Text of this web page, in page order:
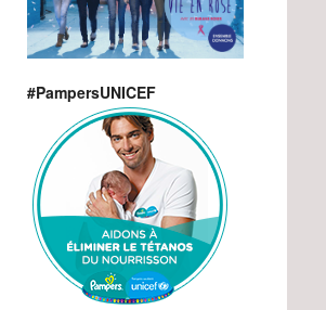
#PampersUNICEF